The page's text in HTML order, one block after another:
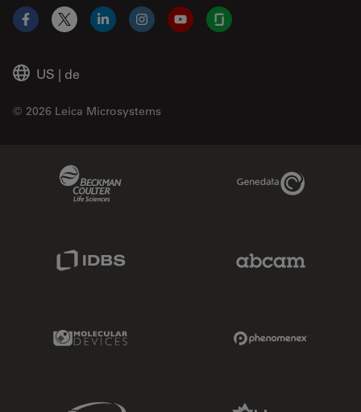
US | de
© 2026 Leica Microsystems
Facebook
X LinkedInInstagramYouTubeGlassdoor
Genedata Link
Molecular Devices Link
Sciex Link